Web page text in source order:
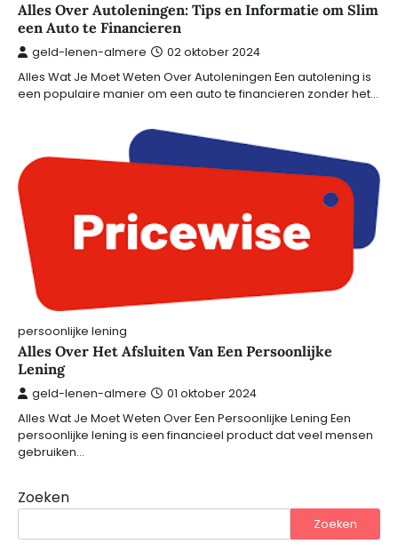
Alles Over Autoleningen: Tips en Informatie om Slim
een Auto te Financieren
geld-lenen-almere 02 oktober 2024
Alles Wat Je Moet Weten Over Autoleningen Een autolening is
een populaire manier om een ​​auto te financieren zonder het…
persoonlijke lening
Alles Over Het Afsluiten Van Een Persoonlijke
Lening
geld-lenen-almere 01 oktober 2024
Alles Wat Je Moet Weten Over Een Persoonlijke Lening Een
persoonlijke lening is een financieel product dat veel mensen
gebruiken…
Zoeken
Zoeken